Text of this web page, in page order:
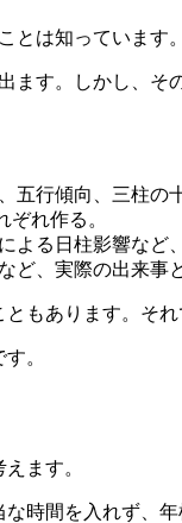
とは知っています
ます。しかし、
五行傾向、三柱の
ぞれ作る。
よる日柱影響など
ど、実際の出来事
もあります。そ
。
ます。
時間を入れず、